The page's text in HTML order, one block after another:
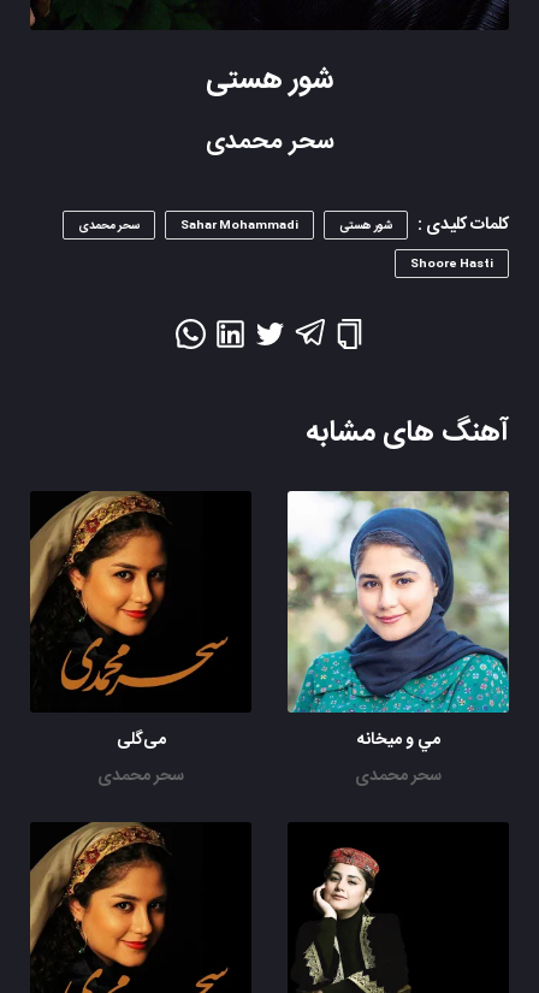
شور هستی
سحر محمدی
کلمات کلیدی : شور هستی Sahar Mohammadi
سحر محمدی
Shoore Hasti
آهنگ های مشابه
مي و ميخانه
سحر محمدی
می‌گلی
سحر محمدی